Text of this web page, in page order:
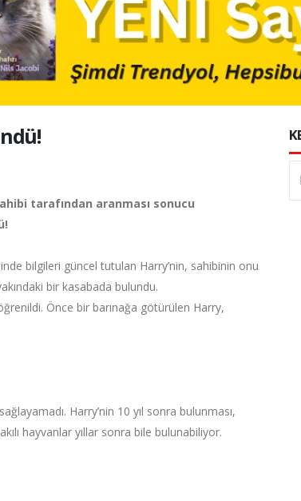
tarafından aranması sonucu
bilgileri güncel tutulan Harry’nin, sahibinin onu
bir kasabada bulundu.
Önce bir barınağa götürülen Harry,
Harry’nin 10 yıl sonra bulunması,
hayvanlar yıllar sonra bile bulunabiliyor.